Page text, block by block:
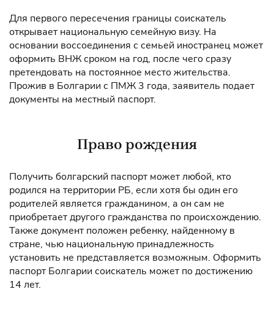
Для первого пересечения границы соискатель
открывает национальную семейную визу. На
основании воссоединения с семьей иностранец может
оформить ВНЖ сроком на год, после чего сразу
претендовать на постоянное место жительства.
Прожив в Болгарии с ПМЖ 3 года, заявитель подает
документы на местный паспорт.
Право рождения
Получить болгарский паспорт может любой, кто
родился на территории РБ, если хотя бы один его
родителей является гражданином, а он сам не
приобретает другого гражданства по происхождению.
Также документ положен ребенку, найденному в
стране, чью национальную принадлежность
установить не представляется возможным. Оформить
паспорт Болгарии соискатель может по достижению
14 лет.